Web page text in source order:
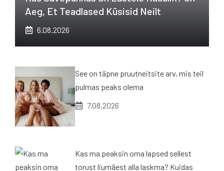
Aeg, Et Teadlased Küsisid Neilt
6.08.2026
See on täpne pruutneitsite arv, mis teil
pulmas peaks olema
7.08.2026
Kas ma peaksin oma lapsed sellest
torust liumäest alla laskma? Kuidas